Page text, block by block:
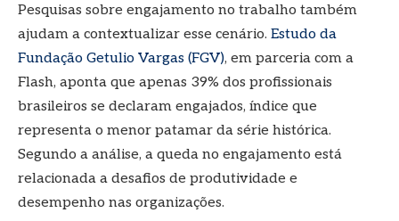
Pesquisas sobre engajamento no trabalho também
ajudam a contextualizar esse cenário. Estudo da
Fundação Getulio Vargas (FGV), em parceria com a
Flash, aponta que apenas 39% dos profissionais
brasileiros se declaram engajados, índice que
representa o menor patamar da série histórica.
Segundo a análise, a queda no engajamento está
relacionada a desafios de produtividade e
desempenho nas organizações.